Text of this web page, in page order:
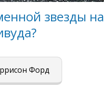
звезды на
Форд